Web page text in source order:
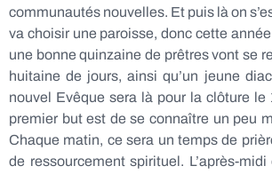
communautés nouvelles. Et puis là on
va choisir une paroisse, donc cette année
une bonne quinzaine de prêtres vont se
huitaine de jours, ainsi qu’un jeune
nouvel Evêque sera là pour la clôture le
premier but est de se connaître un peu
Chaque matin, ce sera un temps de
de ressourcement spirituel. L’après-